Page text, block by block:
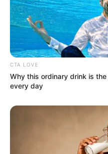
CTA LOVE
Why this ordinary drink is
every day